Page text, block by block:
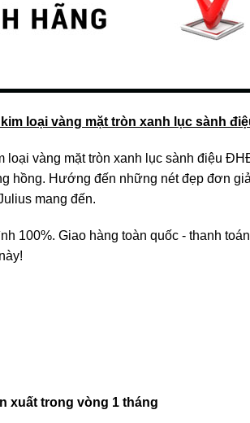
loại vàng mặt tròn xanh lục sành
vàng mặt tròn xanh lục sành điệu
hồng. Hướng đến những nét đẹp đơn
mang đến.
100%. Giao hàng toàn quốc - thanh
xuất trong vòng 1 tháng